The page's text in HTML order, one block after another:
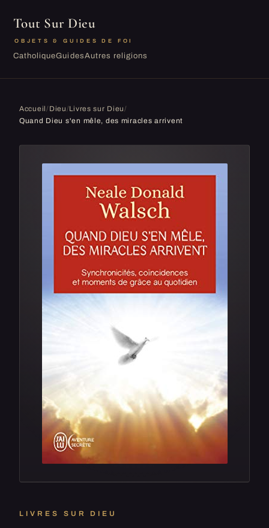
Tout Sur Dieu
OBJETS & GUIDES DE FOI
CatholiqueGuidesAutres religions
Accueil/ Dieu/Livres sur Dieu/
Quand Dieu s'en mêle, des miracles arrivent
LIVRES SUR DIEU